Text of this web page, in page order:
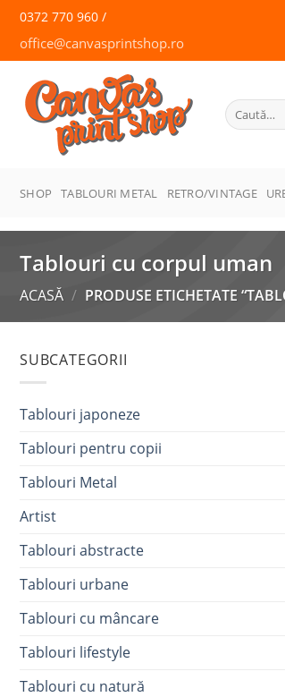
Skip
content
0372 770 960 /
office@canvasprintshop.ro
CANVAS
PRINT SHOP
Caută
după:
SHOP TABLOURI METAL RETRO/VINTAGE
Tablouri cu corpul uman
ACASĂ / PRODUSE ETICHETATE
SUBCATEGORII
Tablouri japoneze
Tablouri pentru copii
Tablouri Metal
Artist
Tablouri abstracte
Tablouri urbane
Tablouri cu mâncare
Tablouri lifestyle
Tablouri cu natură